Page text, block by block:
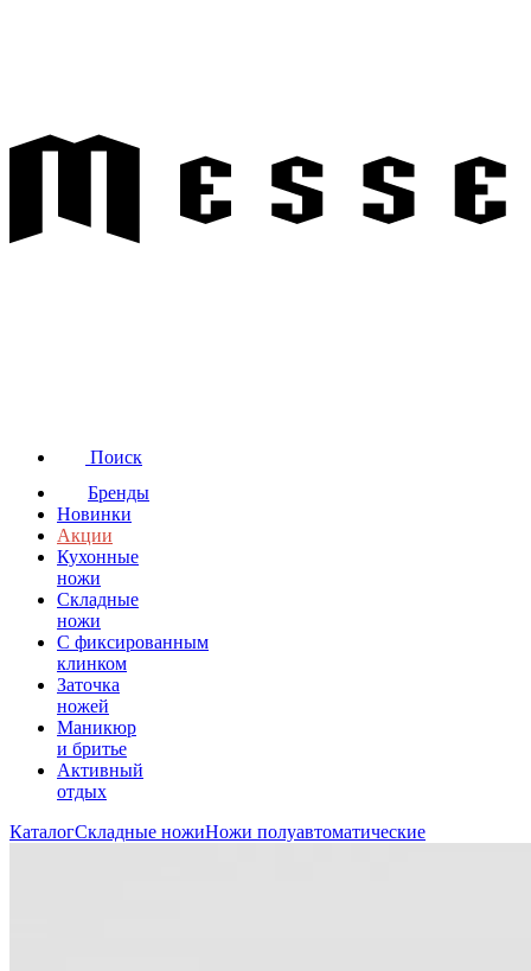
Поиск
Бренды
Новинки
Акции
Кухонные
ножи
Складные
ножи
C фиксированным
клинком
Заточка
ножей
Маникюр
и бритье
Активный
отдых
КаталогСкладные ножиНожи полуавтоматические